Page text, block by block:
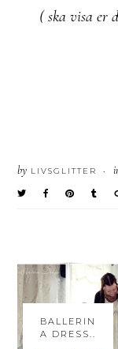
( ska visa er
by LIVSGLITTER •
BALLERIN
A DRESS..